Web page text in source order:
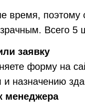
поэтому
Всего 5
заявку
форму на
и назначению
менеджера